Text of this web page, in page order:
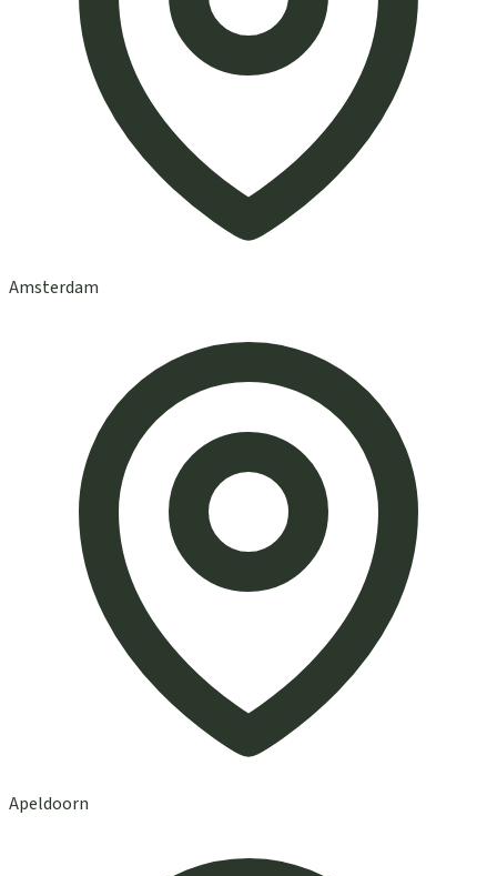
Amsterdam
Apeldoorn